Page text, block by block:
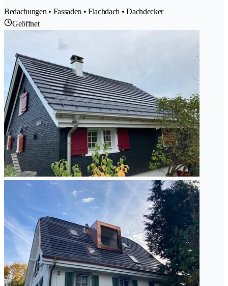
Bedachungen • Fassaden • Flachdach • Dachdecker
Geöffnet